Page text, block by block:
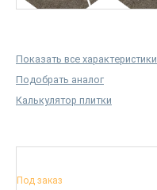
Показать все характеристики
Подобрать аналог
Калькулятор плитки
Под заказ